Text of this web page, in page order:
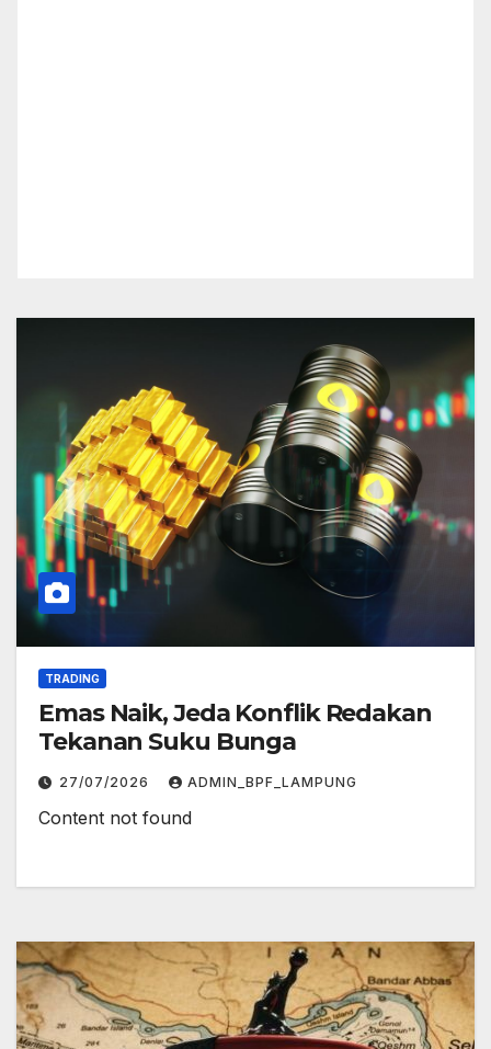
TRADING
Emas Naik, Jeda Konflik Redakan
Tekanan Suku Bunga
27/07/2026 ADMIN_BPF_LAMPUNG
Content not found